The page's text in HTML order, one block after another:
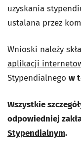
uzyskania
ustalana przez
Wnioski należy
aplikacji
Stypendialnego w
Wszystkie
odpowiedniej
Stypendialnym.